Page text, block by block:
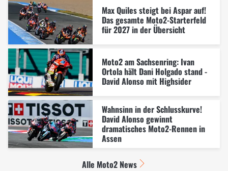
Max Quiles steigt bei Aspar auf!
Das gesamte Moto2-Starterfeld
für 2027 in der Übersicht
Moto2 am Sachsenring: Ivan
Ortola hält Dani Holgado stand -
David Alonso mit Highsider
Wahnsinn in der Schlusskurve!
David Alonso gewinnt
dramatisches Moto2-Rennen in
Assen
Alle Moto2 News